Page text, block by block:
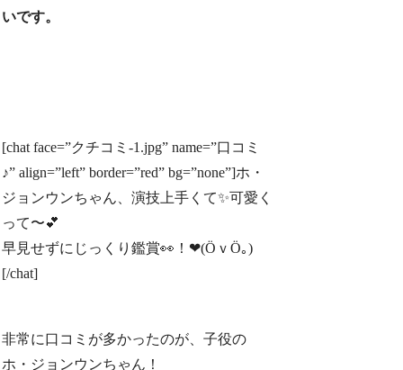
いです。
[chat face=”クチコミ-1.jpg” name=”口コミ
♪” align=”left” border=”red” bg=”none”]ホ・
ジョンウンちゃん、演技上手くて✨可愛く
って〜💕
早見せずにじっくり鑑賞👀！❤(ӦｖӦ｡)
[/chat]
非常に口コミが多かったのが、子役の
ホ・ジョンウンちゃん！